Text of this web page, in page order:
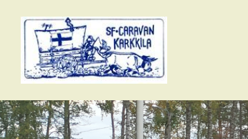
Siirry
sivun
sisältöön
SFC-karkkila ry